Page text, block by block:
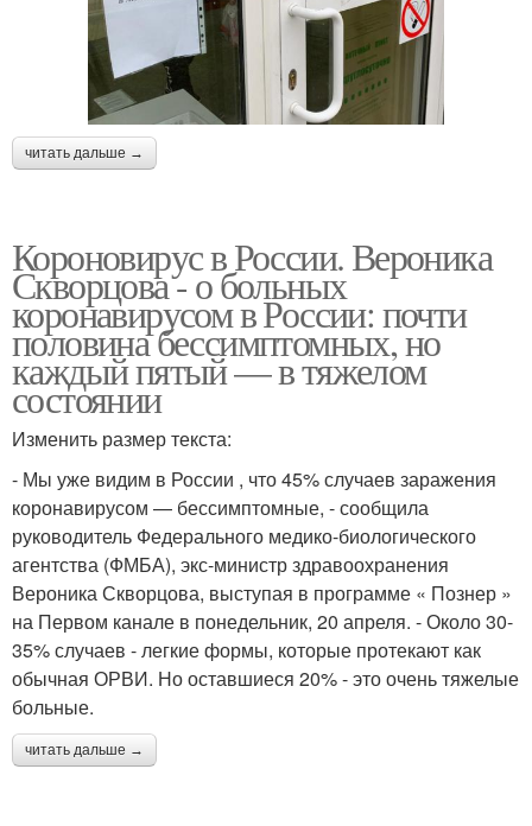
читать дальше →
Короновирус в России. Вероника
Скворцова - о больных
коронавирусом в России: почти
половина бессимптомных, но
каждый пятый — в тяжелом
состоянии
Изменить размер текста:
- Мы уже видим в России , что 45% случаев заражения
коронавирусом — бессимптомные, - сообщила
руководитель Федерального медико-биологического
агентства (ФМБА), экс-министр здравоохранения
Вероника Скворцова, выступая в программе « Познер »
на Первом канале в понедельник, 20 апреля. - Около 30-
35% случаев - легкие формы, которые протекают как
обычная ОРВИ. Но оставшиеся 20% - это очень тяжелые
больные.
читать дальше →